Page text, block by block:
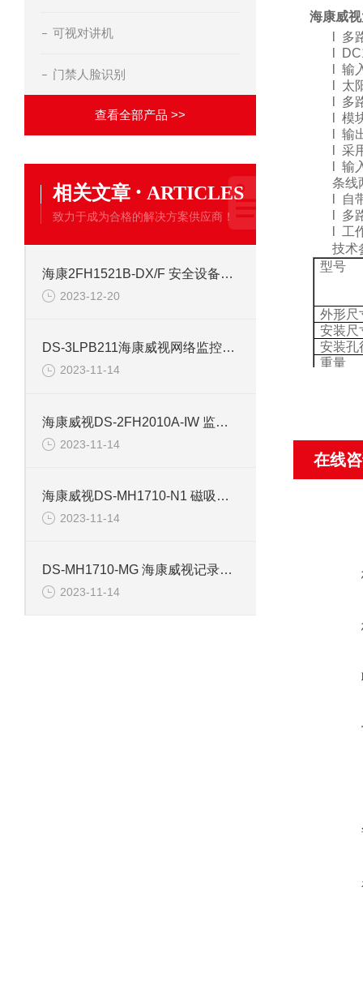
可视对讲机
门禁人脸识别
查看全部产品 >>
相关文章 · ARTICLES
致力于成为合格的解决方案供应商！
海康2FH1521B-DX/F 安全设备配件安防
2023-12-20
DS-3LPB211海康威视网络监控安防配件
2023-11-14
海康威视DS-2FH2010A-IW 监控摄像机配件
2023-11-14
海康威视DS-MH1710-N1 磁吸背夹记录仪配件
2023-11-14
DS-MH1710-MG 海康威视记录仪磁吸背夹配件
2023-11-14
海康威
多
输
太
多
模
输
采
输
条线
自
多
工
技术
型号
外形尺
安装尺
安装孔
重量
在线